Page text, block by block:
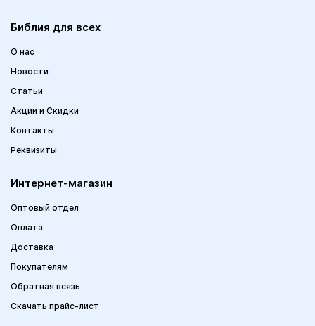
Библия для всех
О нас
Новости
Статьи
Акции и Скидки
Контакты
Реквизиты
Интернет-магазин
Оптовый отдел
Оплата
Доставка
Покупателям
Обратная всязь
Скачать прайс-лист